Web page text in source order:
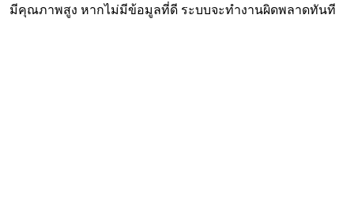
มีคุณภาพสูง หากไม่มีข้อมูลที่ดี ระบบจะทำงานผิดพลาดทันที